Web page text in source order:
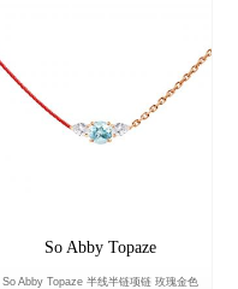
So Abby Topaze
So Abby Topaze 半线半链项链 玫瑰金色